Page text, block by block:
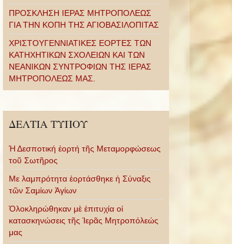
ΠΡΟΣΚΛΗΣΗ ΙΕΡΑΣ ΜΗΤΡΟΠΟΛΕΩΣ
ΓΙΑ ΤΗΝ ΚΟΠΗ ΤΗΣ ΑΓΙΟΒΑΣΙΛΟΠΙΤΑΣ
ΧΡΙΣΤΟΥΓΕΝΝΙΑΤΙΚΕΣ ΕΟΡΤΕΣ ΤΩΝ
ΚΑΤΗΧΗΤΙΚΩΝ ΣΧΟΛΕΙΩΝ ΚΑΙ ΤΩΝ
ΝΕΑΝΙΚΩΝ ΣΥΝΤΡΟΦΙΩΝ ΤΗΣ ΙΕΡΑΣ
ΜΗΤΡΟΠΟΛΕΩΣ ΜΑΣ.
ΔΕΛΤΙΑ ΤΥΠΟΥ
Ἡ Δεσποτική ἑορτή τῆς Μεταμορφώσεως
τοῦ Σωτῆρος
Με λαμπρότητα ἑορτάσθηκε ἡ Σύναξις
τῶν Σαμίων Ἁγίων
Ὁλοκληρώθηκαν μὲ ἐπιτυχία οἱ
κατασκηνώσεις τῆς Ἱερᾶς Μητροπόλεώς
μας